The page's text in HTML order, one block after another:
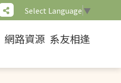
Select Language ▼
網路資源 系友相逢